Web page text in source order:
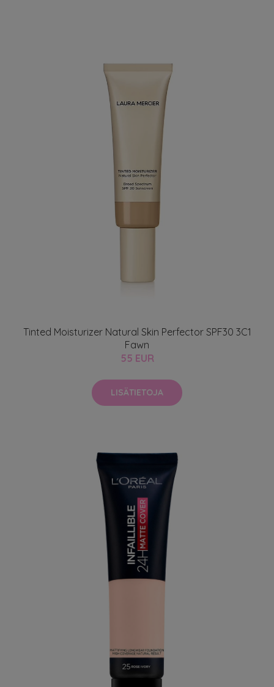
Tinted Moisturizer Natural Skin Perfector SPF30 3C1
Fawn
55 EUR
LISÄTIETOJA